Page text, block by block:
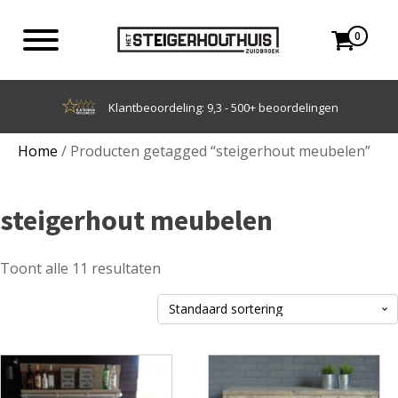
0
Achteraf betalen met Klarna
Home / Producten getagged “steigerhout meubelen”
steigerhout meubelen
Toont alle 11 resultaten
Dit
product
product